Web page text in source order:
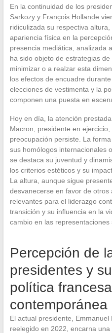
En la continuidad de los
Sarkozy y François Hollande
ridiculizada su respectiva
apariencia física en la
presencia mediática, analizada
ha sido objeto de estrategias
minimizar o a realzar esta
los efectos de encuadre
elecciones de vestimenta y la
componen una puesta en
Hoy en día, la atención
Macron, presidente en
preocupación persiste. La
sus homólogos internacionales
se destaca su juventud y
los criterios estéticos y su
La altura, aunque sigue
desvanecerse en favor de
relevantes para el liderazgo
transición y su influencia en la
cambio en las representaciones
Percepción de
presidentes y
política francesa
contemporánea
El actual presidente,
reelegido en 2022, encarna